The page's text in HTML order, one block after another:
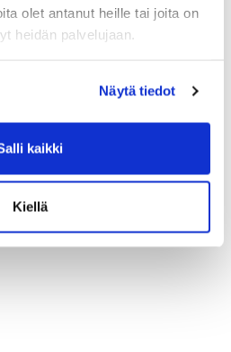
olet antanut heille tai joita on
heidän palvelujaan.
Näytä tiedot
kaikki
Kiellä